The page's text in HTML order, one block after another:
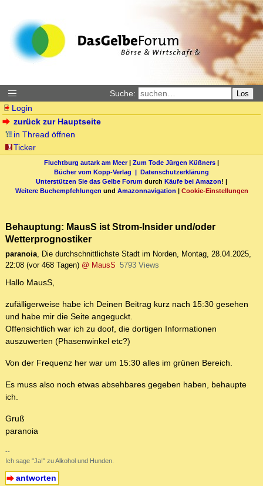
Suche: Los
Login
zurück zur Hauptseite
in Thread öffnen
Ticker
Fluchtburg autark am Meer| Zum Tode Jürgen Küßners |
Bücher vom Kopp-Verlag | Datenschutzerklärung
Unterstützen Sie das Gelbe Forum durch Käufe bei Amazon! |
Weitere Buchempfehlungen und Amazonnavigation | Cookie-Einstellungen
Behauptung: MausS ist Strom-Insider und/oder
Wetterprognostiker
paranoia, Die durchschnittlichste Stadt im Norden, Montag, 28.04.2025,
22:08 (vor 468 Tagen) @ MausS 5793 Views
Hallo MausS,
zufälligerweise habe ich Deinen Beitrag kurz nach 15:30 gesehen
und habe mir die Seite angeguckt.
Offensichtlich war ich zu doof, die dortigen Informationen
auszuwerten (Phasenwinkel etc?)
Von der Frequenz her war um 15:30 alles im grünen Bereich.
Es muss also noch etwas absehbares gegeben haben, behaupte
ich.
Gruß
paranoia
--
Ich sage "Ja!" zu Alkohol und Hunden.
antworten